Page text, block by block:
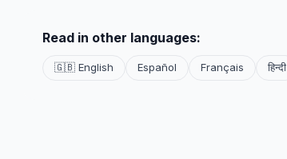
Read in other languages:
🇬🇧 English Español Français हिन्दी